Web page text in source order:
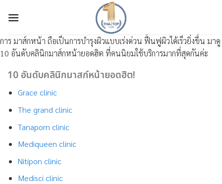
การ มาส์กหน้า ถือเป็นการบำรุงผิวแบบเร่งด่วน ฟื้นฟูผิวได้เร็วยิ่งขึ้น มาดู
10 อันดับคลินิกมาส์กหน้ายอดฮิต ที่คนนิยมใช้บริการมากที่สุดกันค่ะ
10 อันดับคลินิกมาสก์หน้ายอดฮิต!
Grace clinic
The grand clinic
Tanaporn clinic
Mediqueen clinic
Nitipon clinic
Medisci clinic